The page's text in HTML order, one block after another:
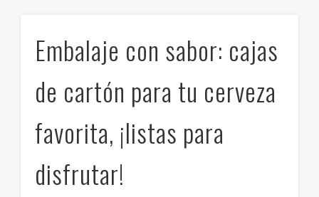
Embalaje con sabor: cajas
de cartón para tu cerveza
favorita, ¡listas para
disfrutar!